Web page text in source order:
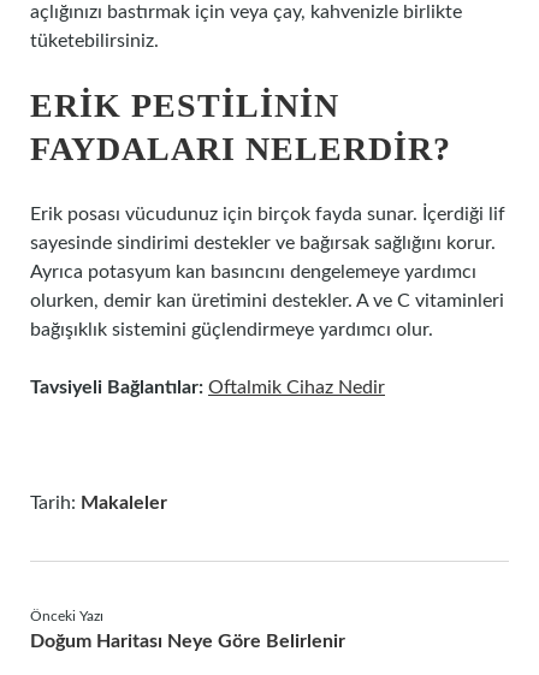
açlığınızı bastırmak için veya çay, kahvenizle birlikte
tüketebilirsiniz.
ERIK PESTILININ
FAYDALARI NELERDIR?
Erik posası vücudunuz için birçok fayda sunar. İçerdiği lif
sayesinde sindirimi destekler ve bağırsak sağlığını korur.
Ayrıca potasyum kan basıncını dengelemeye yardımcı
olurken, demir kan üretimini destekler. A ve C vitaminleri
bağışıklık sistemini güçlendirmeye yardımcı olur.
Tavsiyeli Bağlantılar: Oftalmik Cihaz Nedir
Tarih: Makaleler
Önceki Yazı
Doğum Haritası Neye Göre Belirlenir